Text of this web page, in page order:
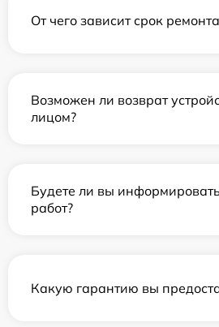
От чего зависит срок
Возможен ли возврат
лицом?
Будете ли вы
работ?
Какую гарантию вы